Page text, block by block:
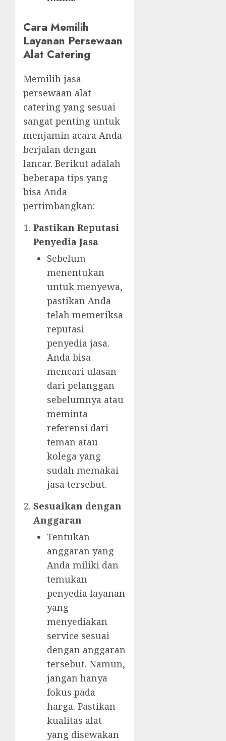
Cara Memilih
Layanan Persewaan
Alat Catering
Memilih jasa
persewaan alat
catering yang sesuai
sangat penting untuk
menjamin acara Anda
berjalan dengan
lancar. Berikut adalah
beberapa tips yang
bisa Anda
pertimbangkan:
Pastikan Reputasi
Penyedia Jasa
Sebelum
menentukan
untuk menyewa,
pastikan Anda
telah memeriksa
reputasi
penyedia jasa.
Anda bisa
mencari ulasan
dari pelanggan
sebelumnya atau
meminta
referensi dari
teman atau
kolega yang
sudah memakai
jasa tersebut.
Sesuaikan dengan
Anggaran
Tentukan
anggaran yang
Anda miliki dan
temukan
penyedia layanan
yang
menyediakan
service sesuai
dengan anggaran
tersebut. Namun,
jangan hanya
fokus pada
harga. Pastikan
kualitas alat
yang disewakan